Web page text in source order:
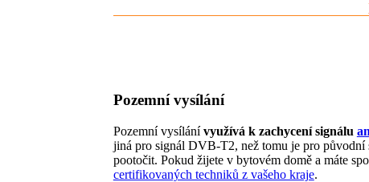
Pozemní vysílání
Pozemní vysílánívyužívá k zachycení signálu
jiná pro signál DVB-T2, než tomu je pro původní
pootočit. Pokud žijete v bytovém domě a máte
certifikovaných techniků z vašeho kraje.